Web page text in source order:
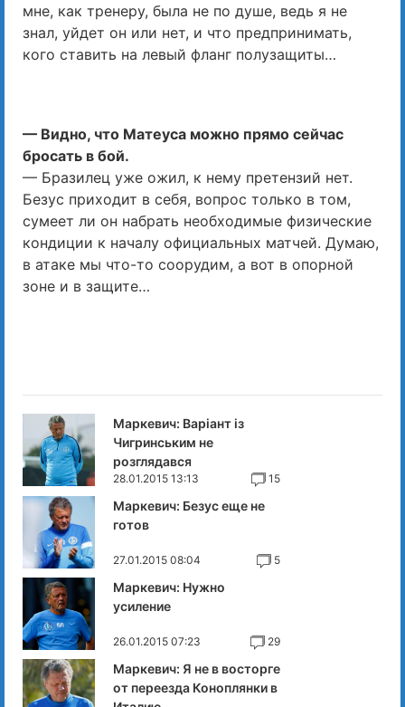
мне, как тренеру, была не по душе, ведь я не
знал, уйдет он или нет, и что предпринимать,
кого ставить на левый фланг полузащиты…
— Видно, что Матеуса можно прямо сейчас
бросать в бой.
— Бразилец уже ожил, к нему претензий нет.
Безус приходит в себя, вопрос только в том,
сумеет ли он набрать необходимые физические
кондиции к началу официальных матчей. Думаю,
в атаке мы что-то соорудим, а вот в опорной
зоне и в защите…
Маркевич: Варіант із
Чигринським не
розглядався
28.01.2015 13:13 15
Маркевич: Безус еще не
готов
27.01.2015 08:04 5
Маркевич: Нужно
усиление
26.01.2015 07:23 29
Маркевич: Я не в восторге
от переезда Коноплянки в